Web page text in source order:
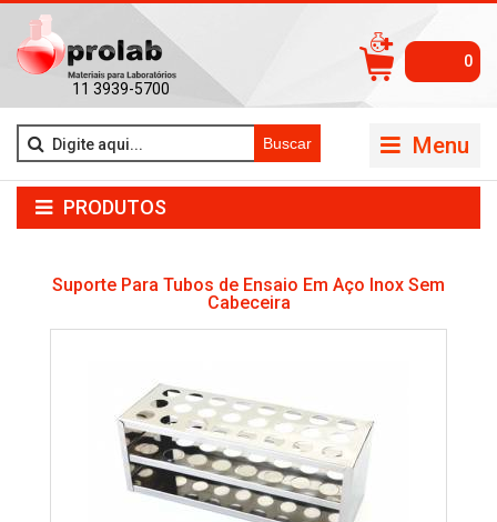
11 3939-5700
0
Menu
Buscar
PRODUTOS
Suporte Para Tubos de Ensaio Em Aço Inox Sem
Cabeceira